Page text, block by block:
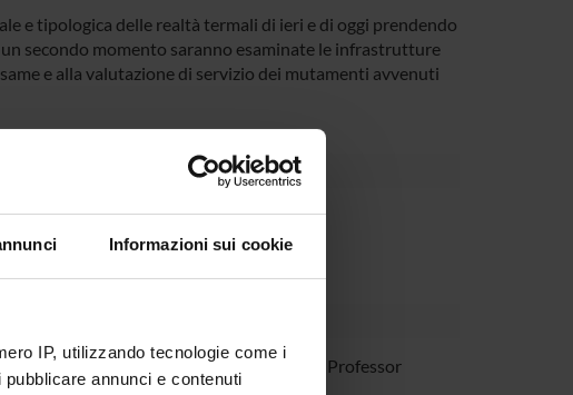
Informazioni sui cookie
IP, utilizzando tecnologie come i
annunci e contenuti
e tipologica delle realtà termali di ieri e di oggi prendendo
secondo momento saranno esaminate le infrastrutture
e alla valutazione di servizio dei mutamenti avvenuti
the department
Maria Pappalardo Associate Professor